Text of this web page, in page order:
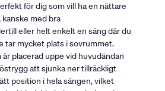
för dig som vill ha en nättare
med bra
eller helt enkelt en säng där du
tar mycket plats i sovrummet.
placerad uppe vid huvudändan
att sjunka ner tillräckligt
position i hela sängen, vilket